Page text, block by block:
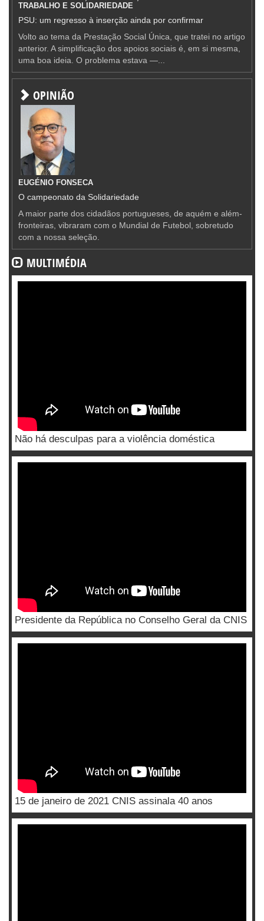
TRABALHO E SOLIDARIEDADE
PSU: um regresso à inserção ainda por confirmar
Volto ao tema da Prestação Social Única, que tratei no artigo
anterior. A simplificação dos apoios sociais é, em si mesma,
uma boa ideia. O problema estava —...
OPINIÃO
EUGÉNIO FONSECA
O campeonato da Solidariedade
A maior parte dos cidadãos portugueses, de aquém e além-
fronteiras, vibraram com o Mundial de Futebol, sobretudo
com a nossa seleção.
MULTIMÉDIA
Não há desculpas para a violência doméstica
Presidente da República no Conselho Geral da CNIS
15 de janeiro de 2021 CNIS assinala 40 anos